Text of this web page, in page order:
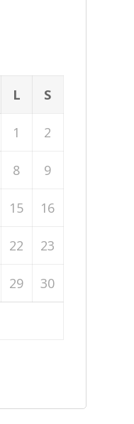
L S
1 2
8 9
15 16
22 23
29 30